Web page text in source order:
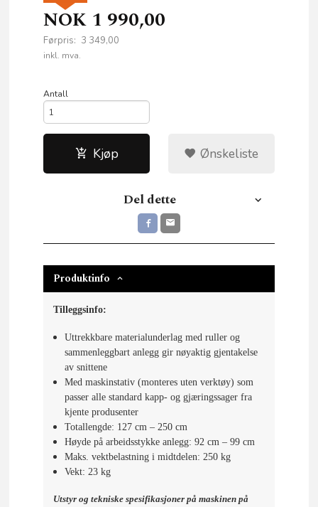
NOK 1 990,00
Førpris: 3 349,00
Rabatt
inkl. mva.
Antall
Kjøp Ønskeliste
Del dette
Produktinfo
Tilleggsinfo:
Uttrekkbare materialunderlag med ruller og
sammenleggbart anlegg gir nøyaktig gjentakelse
av snittene
Med maskinstativ (monteres uten verktøy) som
passer alle standard kapp- og gjæringssager fra
kjente produsenter
Totallengde: 127 cm – 250 cm
Høyde på arbeidsstykke anlegg: 92 cm – 99 cm
Maks. vektbelastning i midtdelen: 250 kg
Vekt: 23 kg
Utstyr og tekniske spesifikasjoner på maskinen på